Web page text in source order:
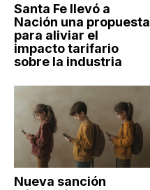
Santa Fe llevó a
Nación una propuesta
para aliviar el
impacto tarifario
sobre la industria
Nueva sanción